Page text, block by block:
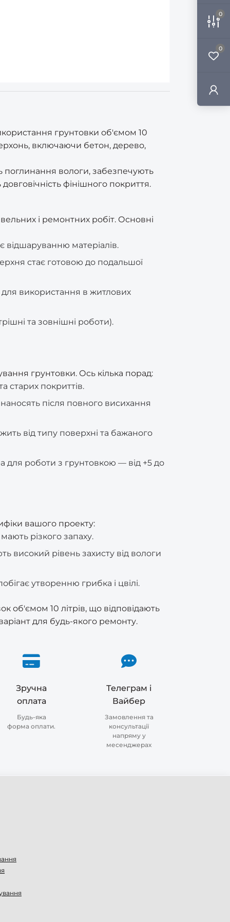
0
0
грунтовки об'ємом 10
включаючи бетон, дерево,
поглинання вологи, забезпечують
фінішного покриття.
і ремонтних робіт. Основні
матеріалів.
стає готовою до подальшої
для використання в житлових
та зовнішні роботи).
грунтовки. Ось кілька порад:
старих покриттів.
після повного висихання
від типу поверхні та бажаного
роботи з грунтовкою — від +5 до
вашого проекту:
різкого запаху.
високий рівень захисту від вологи
утворенню грибка і цвілі.
об'ємом 10 літрів, що відповідають
для будь-якого ремонту.
Зручна
оплата
Будь-яка
форма оплати.
Телеграм і
Вайбер
Замовлення та
консультації
напряму у
месенджерах